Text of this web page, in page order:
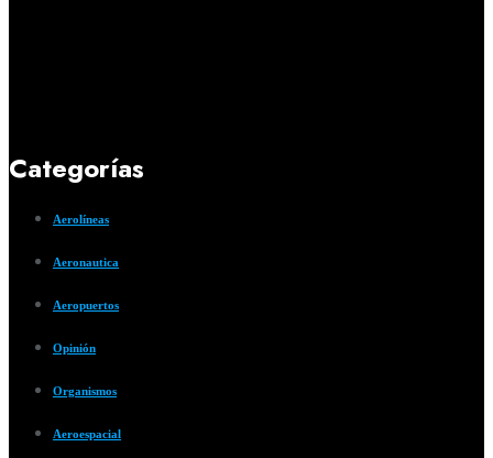
Categorías
Aerolíneas
Aeronautica
Aeropuertos
Opinión
Organismos
Aeroespacial